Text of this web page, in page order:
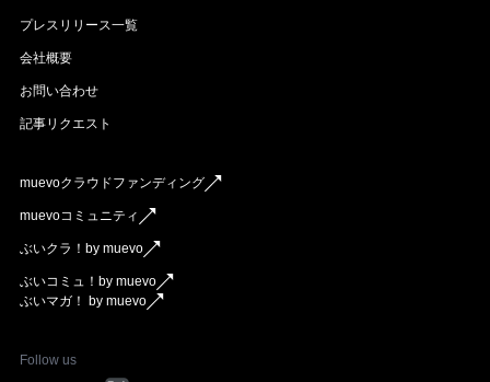
プレスリリース一覧
会社概要
お問い合わせ
記事リクエスト
muevoクラウドファンディング
muevoコミュニティ
ぶいクラ！by muevo
ぶいコミュ！by muevo
ぶいマガ！ by muevo
Follow us